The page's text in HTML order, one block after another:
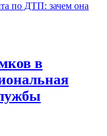
по ДТП: зачем она
в